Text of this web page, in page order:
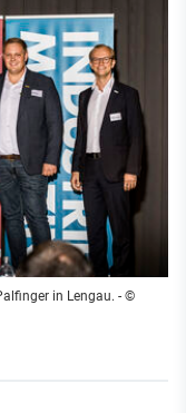
in Lengau. - ©